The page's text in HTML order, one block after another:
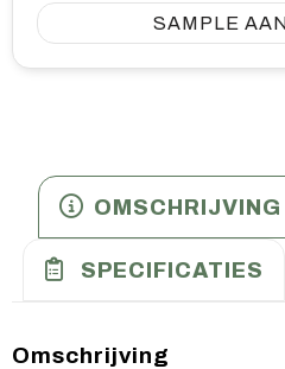
SAMPLE
OMSCHRIJVING
SPECIFICATIES
Omschrijving